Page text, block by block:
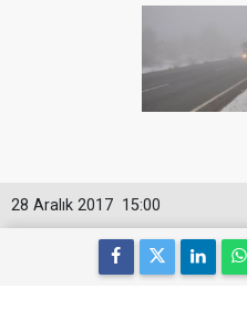
15:00
28 Aralık 2017